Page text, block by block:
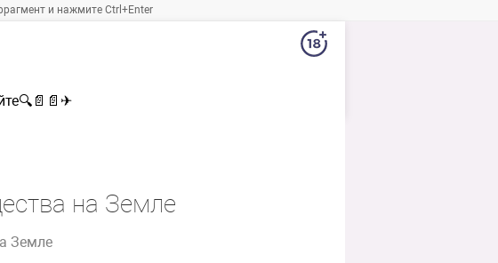
и нажмите Ctrl+Enter
🔍 📄 📄 ✈
на Земле
Земле